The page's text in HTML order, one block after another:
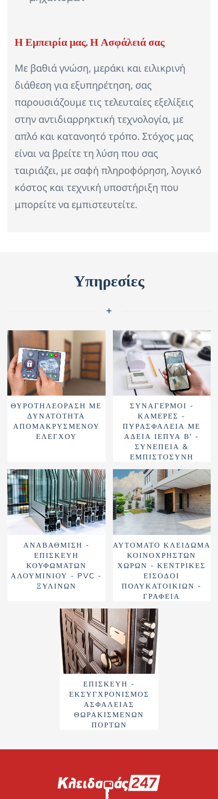
Η Εμπειρία μας, Η Ασφάλειά σας
Με βαθιά γνώση, μεράκι και ειλικρινή
διάθεση για εξυπηρέτηση, σας
παρουσιάζουμε τις τελευταίες εξελίξεις
στην αντιδιαρρηκτική τεχνολογία, με
απλό και κατανοητό τρόπο. Στόχος μας
είναι να βρείτε τη λύση που σας
ταιριάζει, με σαφή πληροφόρηση, λογικό
κόστος και τεχνική υποστήριξη που
μπορείτε να εμπιστευτείτε.
Υπηρεσίες
ΘΥΡΟΤΗΛΕΌΡΑΣΗ ΜΕ
ΔΥΝΑΤΌΤΗΤΑ
ΑΠΟΜΑΚΡΥΣΜΈΝΟΥ
ΕΛΈΓΧΟΥ
ΣΥΝΑΓΕΡΜΟΊ -
ΚΆΜΕΡΕΣ -
ΠΥΡΑΣΦΆΛΕΙΑ ΜΕ
ΆΔΕΙΑ ΙΕΠΥΑ Β' -
ΣΥΝΈΠΕΙΑ &
ΕΜΠΙΣΤΟΣΎΝΗ
ΑΝΑΒΆΘΜΙΣΗ -
ΕΠΙΣΚΕΥΉ
ΚΟΥΦΩΜΆΤΩΝ
ΑΛΟΥΜΙΝΊΟΥ - PVC -
ΞΎΛΙΝΩΝ
ΑΥΤΌΜΑΤΟ ΚΛΕΊΔΩΜΑ
ΚΟΙΝΌΧΡΗΣΤΩΝ
ΧΏΡΩΝ - ΚΕΝΤΡΙΚΈΣ
ΕΊΣΟΔΟΙ
ΠΟΛΥΚΑΤΟΙΚΙΏΝ -
ΓΡΑΦΕΊΑ
ΕΠΙΣΚΕΥΉ -
ΕΚΣΥΓΧΡΟΝΙΣΜΌΣ
ΑΣΦΆΛΕΙΑΣ
ΘΩΡΑΚΙΣΜΈΝΩΝ
ΠΟΡΤΏΝ